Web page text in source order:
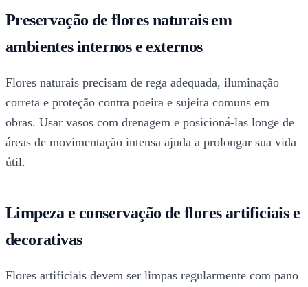
Preservação de flores naturais em
ambientes internos e externos
Flores naturais precisam de rega adequada, iluminação
correta e proteção contra poeira e sujeira comuns em
obras. Usar vasos com drenagem e posicioná-las longe de
áreas de movimentação intensa ajuda a prolongar sua vida
útil.
Limpeza e conservação de flores artificiais e
decorativas
Flores artificiais devem ser limpas regularmente com pano